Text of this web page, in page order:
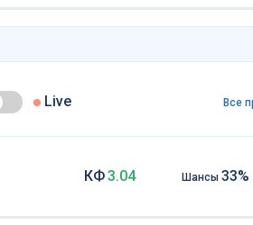
Live Все
КФ3.04 Шансы 33%